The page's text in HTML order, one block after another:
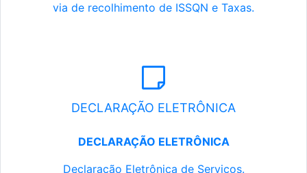
via de recolhimento de ISSQN e Taxas.
DECLARAÇÃO ELETRÔNICA
DECLARAÇÃO ELETRÔNICA
Declaração Eletrônica de Serviços.